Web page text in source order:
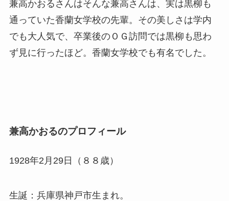
兼高かおるさんはそんな兼高さんは、実は黒柳も
通っていた香蘭女学校の先輩。その美しさは学内
でも大人気で、卒業後のＯＧ訪問では黒柳も思わ
ず見に行ったほど。香蘭女学校でも有名でした。
兼高かおるのプロフィール
1928年2月29日（８８歳）
生誕：兵庫県神戸市生まれ。